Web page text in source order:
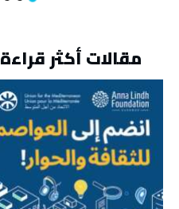
مقالات أكثر قراءة